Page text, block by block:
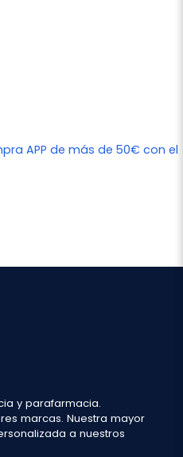
APP de más de 50€ con el
y parafarmacia.
marcas. Nuestra mayor
a nuestros